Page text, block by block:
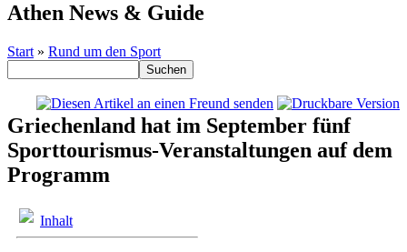
Athen News & Guide
Start » Rund um den Sport
Griechenland hat im September fünf
Sporttourismus-Veranstaltungen auf dem
Programm
Inhalt